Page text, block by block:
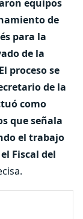
equipos
de
para la
de la
El proceso se
de la
como
que señala
el trabajo
Fiscal del